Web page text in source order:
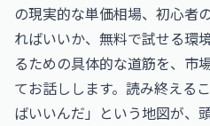
の現実的な単価相場、初心者
ればいいか、無料で試せる環
るための具体的な道筋を、市
てお話しします。読み終える
ばいいんだ」という地図が、